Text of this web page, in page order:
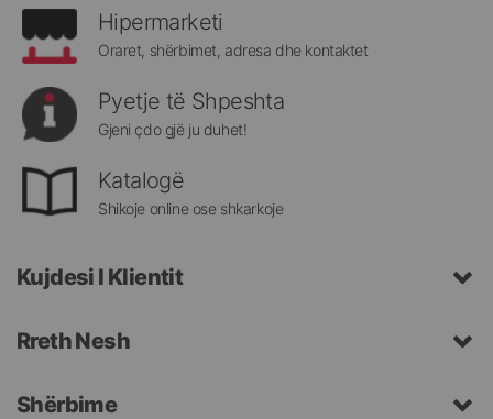
Hipermarketi
Oraret, shërbimet, adresa dhe kontaktet
Pyetje të Shpeshta
Gjeni çdo gjë ju duhet!
Katalogë
Shikoje online ose shkarkoje
Kujdesi I Klientit
Rreth Nesh
Shërbime